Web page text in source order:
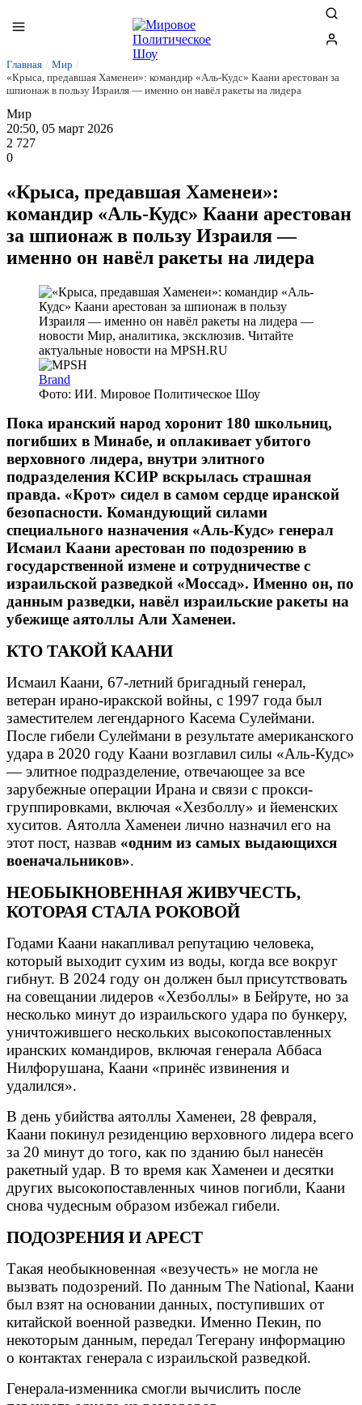
Главная / Мир /
«Крыса, предавшая Хаменеи»: командир «Аль-Кудс» Каани арестован за
шпионаж в пользу Израиля — именно он навёл ракеты на лидера
Мир
20:50, 05 март 2026
2 727
0
«Крыса, предавшая Хаменеи»:
командир «Аль-Кудс» Каани арестован
за шпионаж в пользу Израиля —
именно он навёл ракеты на лидера
Brand
Фото: ИИ. Мировое Политическое Шоу
Пока иранский народ хоронит 180 школьниц,
погибших в Минабе, и оплакивает убитого
верховного лидера, внутри элитного
подразделения КСИР вскрылась страшная
правда. «Крот» сидел в самом сердце иранской
безопасности. Командующий силами
специального назначения «Аль-Кудс» генерал
Исмаил Каани арестован по подозрению в
государственной измене и сотрудничестве с
израильской разведкой «Моссад». Именно он, по
данным разведки, навёл израильские ракеты на
убежище аятоллы Али Хаменеи.
КТО ТАКОЙ КААНИ
Исмаил Каани, 67-летний бригадный генерал,
ветеран ирано-иракской войны, с 1997 года был
заместителем легендарного Касема Сулеймани.
После гибели Сулеймани в результате американского
удара в 2020 году Каани возглавил силы «Аль-Кудс»
— элитное подразделение, отвечающее за все
зарубежные операции Ирана и связи с прокси-
группировками, включая «Хезболлу» и йеменских
хуситов. Аятолла Хаменеи лично назначил его на
этот пост, назвав «одним из самых выдающихся
военачальников».
НЕОБЫКНОВЕННАЯ ЖИВУЧЕСТЬ,
КОТОРАЯ СТАЛА РОКОВОЙ
Годами Каани накапливал репутацию человека,
который выходит сухим из воды, когда все вокруг
гибнут. В 2024 году он должен был присутствовать
на совещании лидеров «Хезболлы» в Бейруте, но за
несколько минут до израильского удара по бункеру,
уничтожившего нескольких высокопоставленных
иранских командиров, включая генерала Аббаса
Нилфорушана, Каани «принёс извинения и
удалился».
В день убийства аятоллы Хаменеи, 28 февраля,
Каани покинул резиденцию верховного лидера всего
за 20 минут до того, как по зданию был нанесён
ракетный удар. В то время как Хаменеи и десятки
других высокопоставленных чинов погибли, Каани
снова чудесным образом избежал гибели.
ПОДОЗРЕНИЯ И АРЕСТ
Такая необыкновенная «везучесть» не могла не
вызвать подозрений. По данным The National, Каани
был взят на основании данных, поступивших от
китайской военной разведки. Именно Пекин, по
некоторым данным, передал Тегерану информацию
о контактах генерала с израильской разведкой.
Генерала-изменника смогли вычислить после